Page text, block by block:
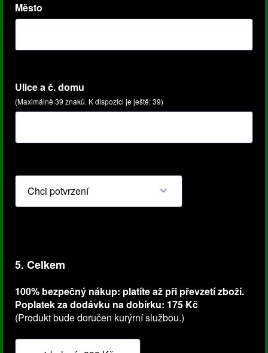
Město
Ulice a č. domu
(Maximálně 39 znaků. K dispozici je ještě:39)
5. Celkem
100% bezpečný nákup: platíte až při převzetí zboží.
Poplatek za dodávku na dobírku: 175 Kč
(Produkt bude doručen kurýrní službou.)